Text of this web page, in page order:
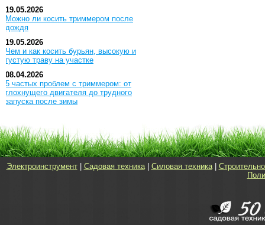
19.05.2026
Можно ли косить триммером после
дождя
19.05.2026
Чем и как косить бурьян, высокую и
густую траву на участке
08.04.2026
5 частых проблем с триммером: от
глохнущего двигателя до трудного
запуска после зимы
Электроинструмент| Садовая техника| Силовая техника|